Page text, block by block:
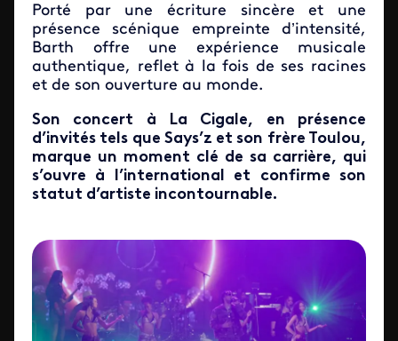
Porté par une écriture sincère et une
présence scénique empreinte d’intensité,
Barth offre une expérience musicale
authentique, reflet à la fois de ses racines
et de son ouverture au monde.
Son concert à La Cigale, en présence
d’invités tels que Says’z et son frère Toulou,
marque un moment clé de sa carrière, qui
s’ouvre à l’international et confirme son
statut d’artiste incontournable.